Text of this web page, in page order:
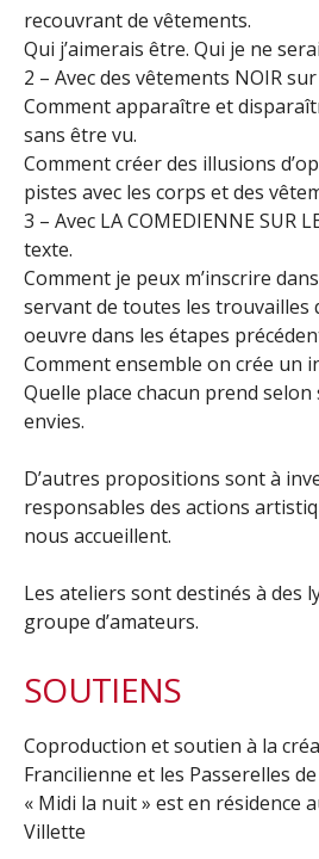
recouvrant de vêtements.
Qui j’aimerais être. Qui je ne
2 – Avec des vêtements NOIR
Comment apparaître et
sans être vu.
Comment créer des illusions
pistes avec les corps et des
3 – Avec LA COMEDIENNE SUR
texte.
Comment je peux m’inscrire
servant de toutes les trouvailles
oeuvre dans les étapes
Comment ensemble on crée un
Quelle place chacun prend selon
envies.
D’autres propositions sont à
responsables des actions
nous accueillent.
Les ateliers sont destinés à des
groupe d’amateurs.
SOUTIENS
Coproduction et soutien à la
Francilienne et les Passerelles
« Midi la nuit » est en résidence
Villette